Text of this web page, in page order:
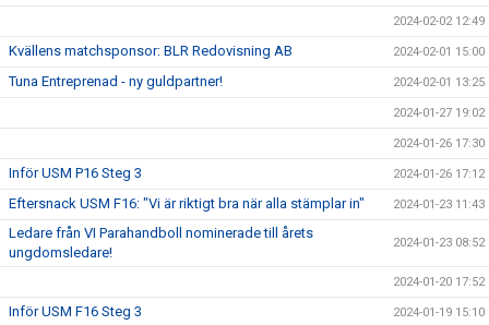
2024-02-02 12:49
Kvällens matchsponsor: BLR Redovisning AB 2024-02-01 15:00
Tuna Entreprenad - ny guldpartner! 2024-02-01 13:25
2024-01-27 19:02
2024-01-26 17:30
Inför USM P16 Steg 3 2024-01-26 17:12
Eftersnack USM F16: "Vi är riktigt bra när alla stämplar in" 2024-01-23 11:43
Ledare från VI Parahandboll nominerade till årets
ungdomsledare!
2024-01-23 08:52
2024-01-20 17:52
Inför USM F16 Steg 3 2024-01-19 15:10